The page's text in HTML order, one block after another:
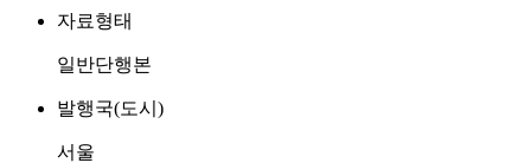
자료형태
일반단행본
발행국(도시)
서울